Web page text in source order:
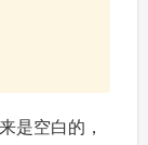
是空白的，